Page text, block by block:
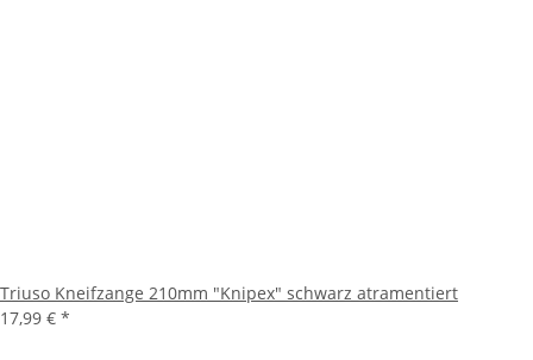
Triuso Kneifzange 210mm "Knipex" schwarz atramentiert
17,99 € *